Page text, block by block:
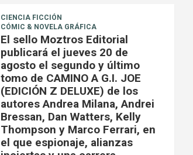
CIENCIA FICCIÓN
CÓMIC & NOVELA GRÁFICA
El sello Moztros Editorial
publicará el jueves 20 de
agosto el segundo y último
tomo de CAMINO A G.I. JOE
(EDICIÓN Z DELUXE) de los
autores Andrea Milana, Andrei
Bressan, Dan Watters, Kelly
Thompson y Marco Ferrari, en
el que espionaje, alianzas